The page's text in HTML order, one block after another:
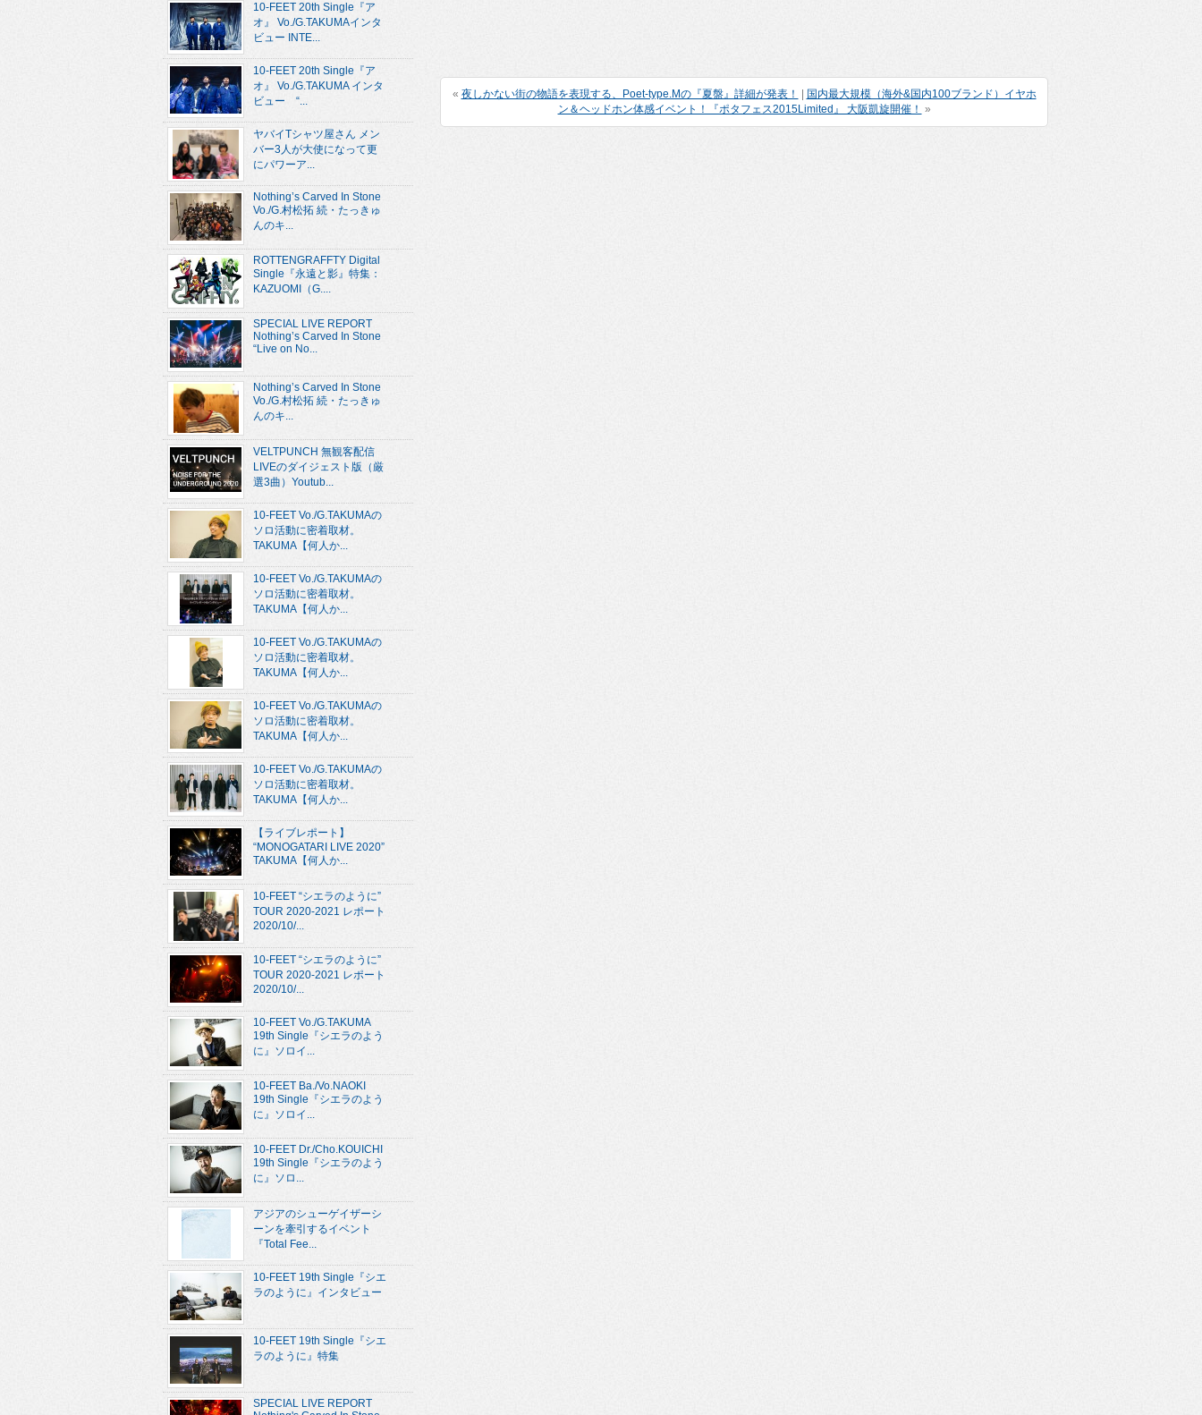
« 夜しかない街の物語を表現する、Poet-type.Mの『夏盤』詳細が発表！
国内最大規模（海外&国内100ブランド）イヤホ
ン＆ヘッドホン体感イベント！『ポタフェス2015Limited』 大阪凱旋開催！ »
10-FEET 20th Single『ア
オ』 Vo./G.TAKUMAインタ
ビュー INTE...
10-FEET 20th Single『ア
オ』 Vo./G.TAKUMA インタ
ビュー “...
ヤバイTシャツ屋さん メン
バー3人が大使になって更
にパワーア...
Nothing’s Carved In Stone
Vo./G.村松拓 続・たっきゅ
んのキ...
ROTTENGRAFFTY Digital
Single『永遠と影』特集：
KAZUOMI（G....
SPECIAL LIVE REPORT
Nothing’s Carved In Stone
“Live on No...
Nothing’s Carved In Stone
Vo./G.村松拓 続・たっきゅ
んのキ...
VELTPUNCH 無観客配信
LIVEのダイジェスト版（厳
選3曲）Youtub...
10-FEET Vo./G.TAKUMAの
ソロ活動に密着取材。
TAKUMA【何人か...
10-FEET Vo./G.TAKUMAの
ソロ活動に密着取材。
TAKUMA【何人か...
10-FEET Vo./G.TAKUMAの
ソロ活動に密着取材。
TAKUMA【何人か...
10-FEET Vo./G.TAKUMAの
ソロ活動に密着取材。
TAKUMA【何人か...
10-FEET Vo./G.TAKUMAの
ソロ活動に密着取材。
TAKUMA【何人か...
【ライブレポート】
“MONOGATARI LIVE 2020”
TAKUMA【何人か...
10-FEET “シエラのように”
TOUR 2020-2021 レポート
2020/10/...
10-FEET “シエラのように”
TOUR 2020-2021 レポート
2020/10/...
10-FEET Vo./G.TAKUMA
19th Single『シエラのよう
に』ソロイ...
10-FEET Ba./Vo.NAOKI
19th Single『シエラのよう
に』ソロイ...
10-FEET Dr./Cho.KOUICHI
19th Single『シエラのよう
に』ソロ...
アジアのシューゲイザーシ
ーンを牽引するイベント
『Total Fee...
10-FEET 19th Single『シエ
ラのように』インタビュー
10-FEET 19th Single『シエ
ラのように』特集
SPECIAL LIVE REPORT